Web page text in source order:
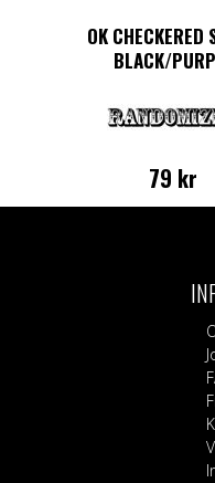
OK CHECKERED
BLACK/
79 kr